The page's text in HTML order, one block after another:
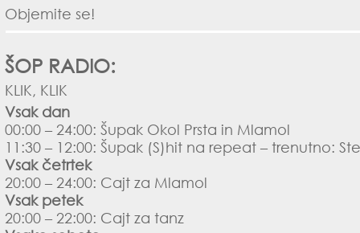
Objemite se!
ŠOP RADIO:
KLIK, KLIK
Vsak dan
00:00 – 24:00: Šupak Okol Prsta in Mlamol
11:30 – 12:00: Šupak (S)hit na repeat – trenutno:
Vsak četrtek
20:00 – 24:00: Cajt za Mlamol
Vsak petek
20:00 – 22:00: Cajt za tanz